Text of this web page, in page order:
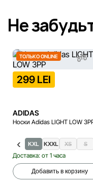
Не
ТОЛЬКО ONLINE
299 LEI
ADIDAS
Носки Adidas LIGHT LOW
KXL KXXL XS S
Доставка: от 1 часа
Добавить в корзину